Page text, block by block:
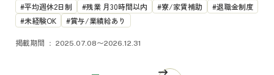
平均週休2日制
残業 月30時間以内 寮/家賃補助
退職金制度
未経験OK
賞与/業績給あり
掲載期間 2025.07.08〜2026.12.31